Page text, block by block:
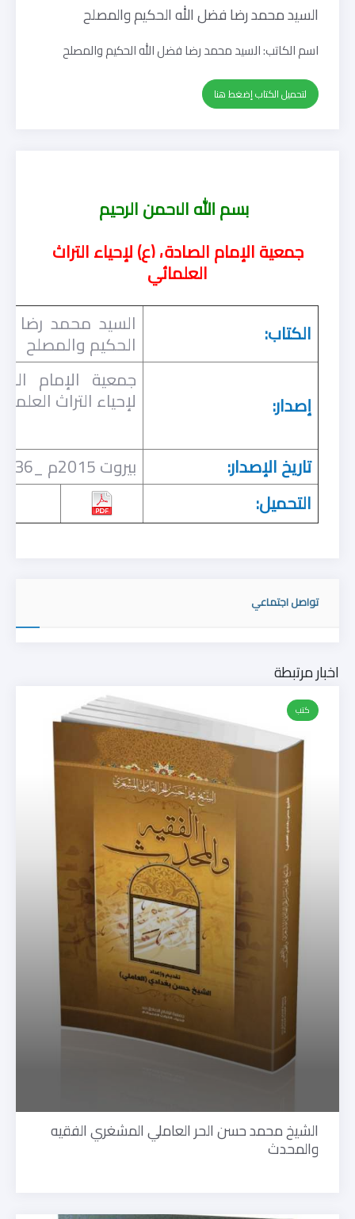
السيد محمد رضا فضل الله الحكيم والمصلح
اسم الكاتب:السيد محمد رضا فضل الله الحكيم والمصلح
لتحميل الكتاب إضغط هنا
بسم الله الرحمن الرحيم
جمعية الإمام الصادق (ع) لإحياء التراث
العلمائي
الكتاب:
السيد محمد رضا
الحكيم والمصلح
إصدار:
جمعية الإمام
لإحياء التراث
تاريخ الإصدار:
بيروت 2015م _1436هـ
التحميل:
تواصل اجتماعي
اخبار مرتبطة
كتب
الشيخ محمد حسن الحر العاملي المشغري الفقيه
والمحدث